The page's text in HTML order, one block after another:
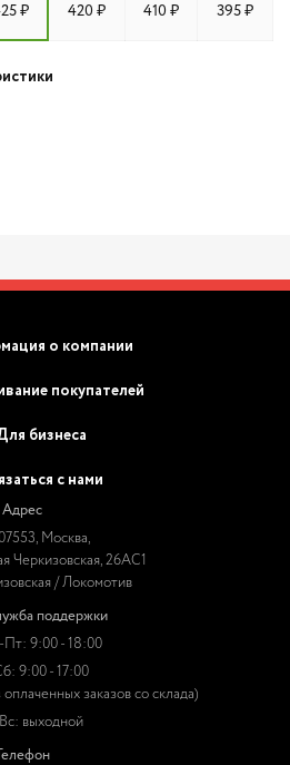
₽ 420 ₽ 410 ₽ 395 ₽
о компании
покупателей
бизнеса
с нами
Адрес
Москва,
Черкизовская, 26АС1
/ Локомотив
поддержки
Пт: 9:00 - 18:00
9:00 - 17:00
заказов со склада)
Вс: выходной
Телефон